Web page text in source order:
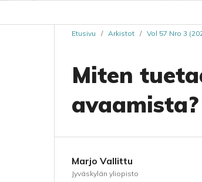
Etusivu / Arkistot / Vol 57 Nro 3
Miten
avaamista?
Marjo Vallittu
Jyväskylän yliopisto